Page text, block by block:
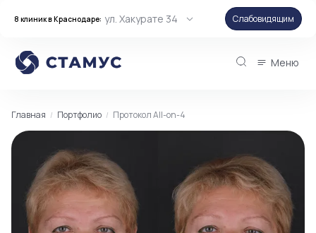
8 клиник в Краснодаре: ул. Хакурате 34 Слабовидящим
Меню
Главная Портфолио Протокол All-on-4